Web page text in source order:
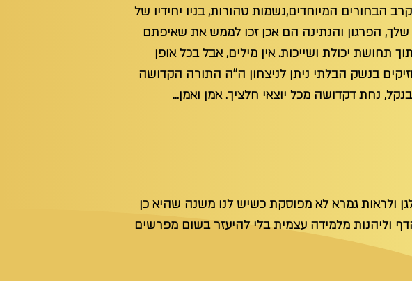
הבחורים המיוחדים,נשמות טהורות, בניו יחידיו של
הפרגון והנתינה הם אכן זכו לממש את שאיפתם
תחושת יכולת ושייכות. אין מילים, אבל בכל אופן
בנשק הבלתי ניתן לניצחון ה''ה התורה הקדושה
נחת דקדושה מכל יוצאי חלציך. אמן ואמן...
ולראות גמרא לא מפוסקת כשיש לנו משנה שהיא כן
וליהנות מלמידה עצמית בלי להיעזר בשום מפרשים